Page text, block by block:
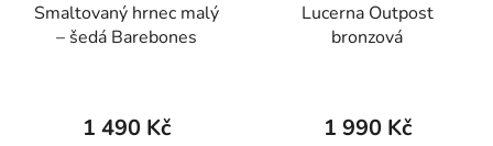
Smaltovaný hrnec malý
– šedá Barebones
1 490 Kč
Lucerna Outpost
bronzová
1 990 Kč